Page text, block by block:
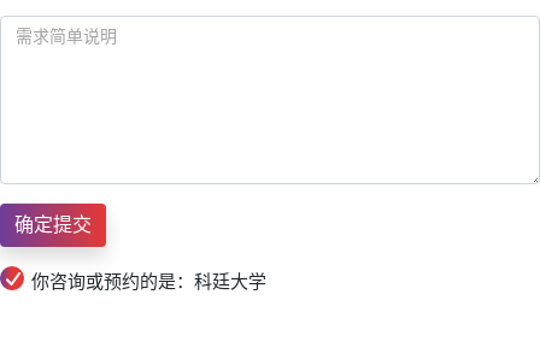
你咨询或预约的是：科廷大学